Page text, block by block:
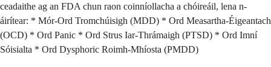
ceadaithe ag an FDA chun raon coinníollacha a chóireáil, lena n-
áirítear: * Mór-Ord Tromchúisigh (MDD) * Ord Measartha-Éigeantach
(OCD) * Ord Panic * Ord Strus Iar-Thrámaigh (PTSD) * Ord Imní
Sóisialta * Ord Dysphoric Roimh-Mhíosta (PMDD)